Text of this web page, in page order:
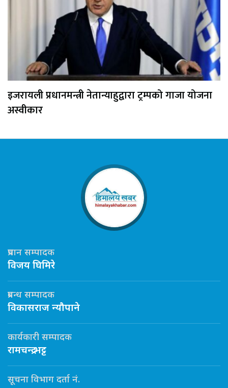
इजरायली प्रधानमन्त्री नेतान्याहुद्वारा ट्रम्पको गाजा योजना
अस्वीकार
प्रधान सम्पादक
विजय घिमिरे
प्रबन्ध सम्पादक
विकासराज न्यौपाने
कार्यकारी सम्पादक
रामचन्द्र भट्ट
सूचना विभाग दर्ता नं.